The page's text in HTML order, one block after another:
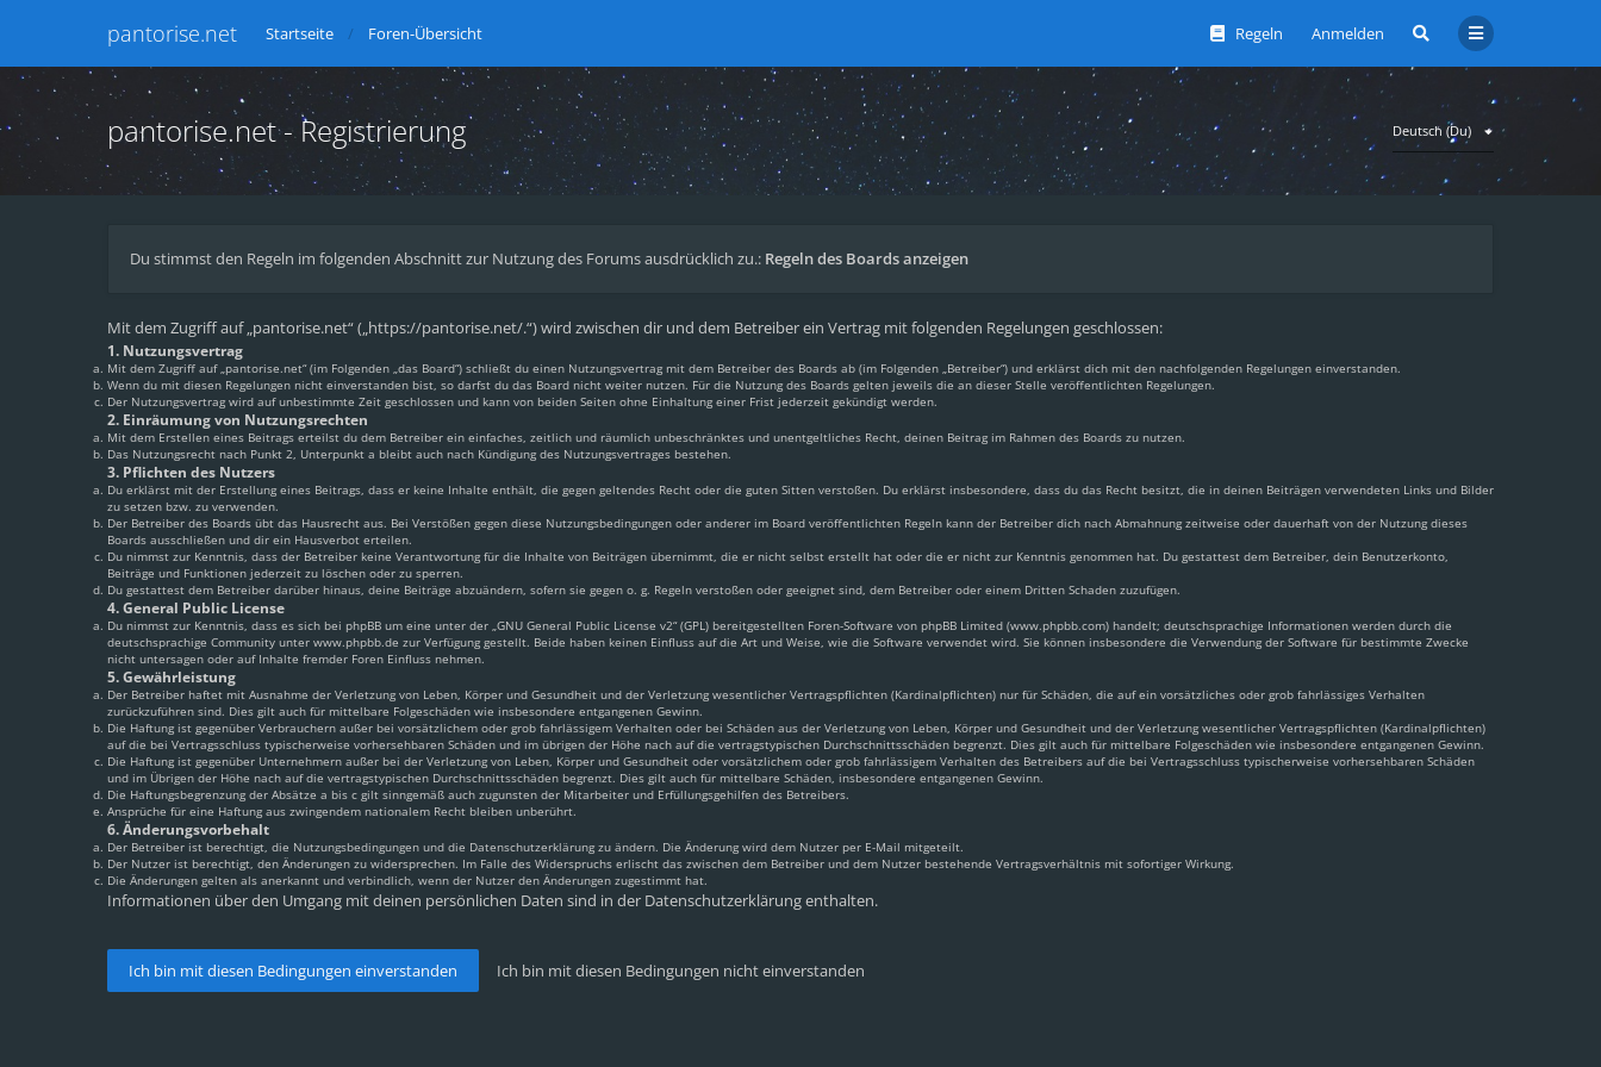
pantorise.net Regeln Anmelden
Startseite Foren-Übersicht
pantorise.net - Registrierung Deutsch (Du)
Du stimmst den Regeln im folgenden Abschnitt zur Nutzung des Forums ausdrücklich zu.: Regeln des Boards anzeigen
Mit dem Zugriff auf „pantorise.net“ („https://pantorise.net/.“) wird zwischen dir und dem Betreiber ein Vertrag mit folgenden Regelungen geschlossen:
1. Nutzungsvertrag
Mit dem Zugriff auf „pantorise.net“ (im Folgenden „das Board“) schließt du einen Nutzungsvertrag mit dem Betreiber des Boards ab (im Folgenden „Betreiber“) und erklärst dich mit den nachfolgenden Regelungen einverstanden.
Wenn du mit diesen Regelungen nicht einverstanden bist, so darfst du das Board nicht weiter nutzen. Für die Nutzung des Boards gelten jeweils die an dieser Stelle veröffentlichten Regelungen.
Der Nutzungsvertrag wird auf unbestimmte Zeit geschlossen und kann von beiden Seiten ohne Einhaltung einer Frist jederzeit gekündigt werden.
2. Einräumung von Nutzungsrechten
Mit dem Erstellen eines Beitrags erteilst du dem Betreiber ein einfaches, zeitlich und räumlich unbeschränktes und unentgeltliches Recht, deinen Beitrag im Rahmen des Boards zu nutzen.
Das Nutzungsrecht nach Punkt 2, Unterpunkt a bleibt auch nach Kündigung des Nutzungsvertrages bestehen.
3. Pflichten des Nutzers
Du erklärst mit der Erstellung eines Beitrags, dass er keine Inhalte enthält, die gegen geltendes Recht oder die guten Sitten verstoßen. Du erklärst insbesondere, dass du das Recht besitzt, die in deinen Beiträgen verwendeten Links und Bilder
zu setzen bzw. zu verwenden.
Der Betreiber des Boards übt das Hausrecht aus. Bei Verstößen gegen diese Nutzungsbedingungen oder anderer im Board veröffentlichten Regeln kann der Betreiber dich nach Abmahnung zeitweise oder dauerhaft von der Nutzung dieses
Boards ausschließen und dir ein Hausverbot erteilen.
Du nimmst zur Kenntnis, dass der Betreiber keine Verantwortung für die Inhalte von Beiträgen übernimmt, die er nicht selbst erstellt hat oder die er nicht zur Kenntnis genommen hat. Du gestattest dem Betreiber, dein Benutzerkonto,
Beiträge und Funktionen jederzeit zu löschen oder zu sperren.
Du gestattest dem Betreiber darüber hinaus, deine Beiträge abzuändern, sofern sie gegen o. g. Regeln verstoßen oder geeignet sind, dem Betreiber oder einem Dritten Schaden zuzufügen.
4. General Public License
Du nimmst zur Kenntnis, dass es sich bei phpBB um eine unter der „GNU General Public License v2“ (GPL) bereitgestellten Foren-Software von phpBB Limited (www.phpbb.com) handelt; deutschsprachige Informationen werden durch die
deutschsprachige Community unter www.phpbb.de zur Verfügung gestellt. Beide haben keinen Einfluss auf die Art und Weise, wie die Software verwendet wird. Sie können insbesondere die Verwendung der Software für bestimmte Zwecke
nicht untersagen oder auf Inhalte fremder Foren Einfluss nehmen.
5. Gewährleistung
Der Betreiber haftet mit Ausnahme der Verletzung von Leben, Körper und Gesundheit und der Verletzung wesentlicher Vertragspflichten (Kardinalpflichten) nur für Schäden, die auf ein vorsätzliches oder grob fahrlässiges Verhalten
zurückzuführen sind. Dies gilt auch für mittelbare Folgeschäden wie insbesondere entgangenen Gewinn.
Die Haftung ist gegenüber Verbrauchern außer bei vorsätzlichem oder grob fahrlässigem Verhalten oder bei Schäden aus der Verletzung von Leben, Körper und Gesundheit und der Verletzung wesentlicher Vertragspflichten (Kardinalpflichten)
auf die bei Vertragsschluss typischerweise vorhersehbaren Schäden und im übrigen der Höhe nach auf die vertragstypischen Durchschnittsschäden begrenzt. Dies gilt auch für mittelbare Folgeschäden wie insbesondere entgangenen Gewinn.
Die Haftung ist gegenüber Unternehmern außer bei der Verletzung von Leben, Körper und Gesundheit oder vorsätzlichem oder grob fahrlässigem Verhalten des Betreibers auf die bei Vertragsschluss typischerweise vorhersehbaren Schäden
und im Übrigen der Höhe nach auf die vertragstypischen Durchschnittsschäden begrenzt. Dies gilt auch für mittelbare Schäden, insbesondere entgangenen Gewinn.
Die Haftungsbegrenzung der Absätze a bis c gilt sinngemäß auch zugunsten der Mitarbeiter und Erfüllungsgehilfen des Betreibers.
Ansprüche für eine Haftung aus zwingendem nationalem Recht bleiben unberührt.
6. Änderungsvorbehalt
Der Betreiber ist berechtigt, die Nutzungsbedingungen und die Datenschutzerklärung zu ändern. Die Änderung wird dem Nutzer per E-Mail mitgeteilt.
Der Nutzer ist berechtigt, den Änderungen zu widersprechen. Im Falle des Widerspruchs erlischt das zwischen dem Betreiber und dem Nutzer bestehende Vertragsverhältnis mit sofortiger Wirkung.
Die Änderungen gelten als anerkannt und verbindlich, wenn der Nutzer den Änderungen zugestimmt hat.
Informationen über den Umgang mit deinen persönlichen Daten sind in der Datenschutzerklärung enthalten.